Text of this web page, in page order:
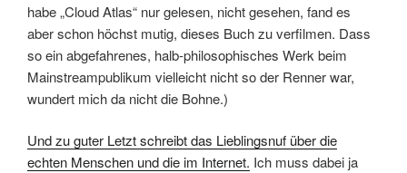
habe „Cloud Atlas“ nur gelesen, nicht gesehen, fand es
aber schon höchst mutig, dieses Buch zu verfilmen. Dass
so ein abgefahrenes, halb-philosophisches Werk beim
Mainstreampublikum vielleicht nicht so der Renner war,
wundert mich da nicht die Bohne.)
Und zu guter Letzt schreibt das Lieblingsnuf über die
echten Menschen und die im Internet. Ich muss dabei ja